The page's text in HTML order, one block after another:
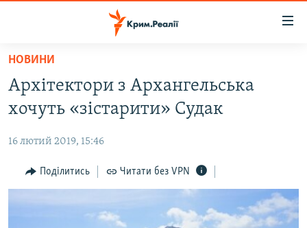
Перейти
основного
матеріалу
Перейти
до
навігації
Перейти
ВОДА.КРИМ
ВІДЕО ТА ФОТО
ПОЛІТИКА
БЛОГИ
НОВИНИ
Архітектори з Архангельська
хочуть «зістарити» Судак
16 лютий 2019, 15:46
Поділитись Читати без VPN